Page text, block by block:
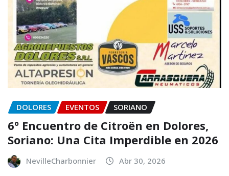
DOLORES EVENTOS SORIANO
6º Encuentro de Citroën en Dolores,
Soriano: Una Cita Imperdible en 2026
NevilleCharbonnier Abr 30, 2026